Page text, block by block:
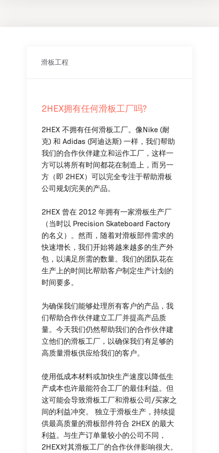
滑板工程
2HEX拥有任何滑板工厂吗?
2HEX 不拥有任何滑板工厂。像Nike (耐
克) 和 Adidas (阿迪达斯) 一样，我们帮助
我们的合作伙伴建立和运作工厂，这样一
方可以将所有时间都花在制造上，而另一
方（即 2HEX）可以完全专注于帮助滑板
公司规划完美的产品。
2HEX 曾在 2012 年拥有一家滑板生产厂
（当时以 Precision Skateboard Factory
的名义）。然而，随着对滑板部件需求的
快速增长，我们开始将越来越多的生产外
包，以满足所需的数量。我们的团队花在
生产上的时间比帮助客户制定生产计划的
时间要多。
为确保我们能够处理所有客户的产品，我
们帮助合作伙伴建立工厂并提高产品质
量。今天我们仍然帮助我们的合作伙伴建
立他们的滑板工厂，以确保我们有足够的
高质量滑板供应给我们的客户。
使用低成本材料或加快生产速度以降低生
产成本也许最能符合工厂的最佳利益。但
这可能会导致滑板工厂和滑板公司/买家之
间的利益冲突。 独立于滑板生产，持续提
供最高质量的滑板部件符合 2HEX 的最大
利益。与生产订单量较小的公司不同，
2HEX对其滑板工厂的合作伙伴影响很大。